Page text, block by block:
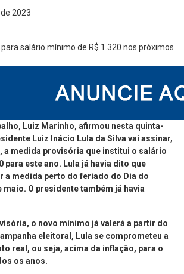
2023
Luiz Marinho, afirmou nesta quinta-
Luiz Inácio Lula da Silva vai assinar,
a medida provisória que institui o salário
para este ano. Lula já havia dito que
a medida perto do feriado do Dia do
maio. O presidente também já havia
o novo mínimo já valerá a partir do
eleitoral, Lula se comprometeu a
real, ou seja, acima da inflação, para o
os anos.